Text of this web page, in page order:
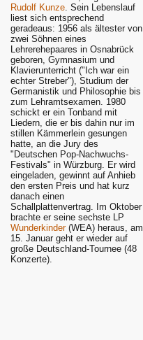
Rudolf Kunze. Sein Lebenslauf
liest sich entsprechend
geradeaus: 1956 als ältester von
zwei Söhnen eines
Lehrerehepaares in Osnabrück
geboren, Gymnasium und
Klavierunterricht ("Ich war ein
echter Streber"), Studium der
Germanistik und Philosophie bis
zum Lehramtsexamen. 1980
schickt er ein Tonband mit
Liedern, die er bis dahin nur im
stillen Kämmerlein gesungen
hatte, an die Jury des
"Deutschen Pop-Nachwuchs-
Festivals" in Würzburg. Er wird
eingeladen, gewinnt auf Anhieb
den ersten Preis und hat kurz
danach einen
Schallplattenvertrag. Im Oktober
brachte er seine sechste LP
Wunderkinder(WEA) heraus, am
15. Januar geht er wieder auf
große Deutschland-Tournee (48
Konzerte).